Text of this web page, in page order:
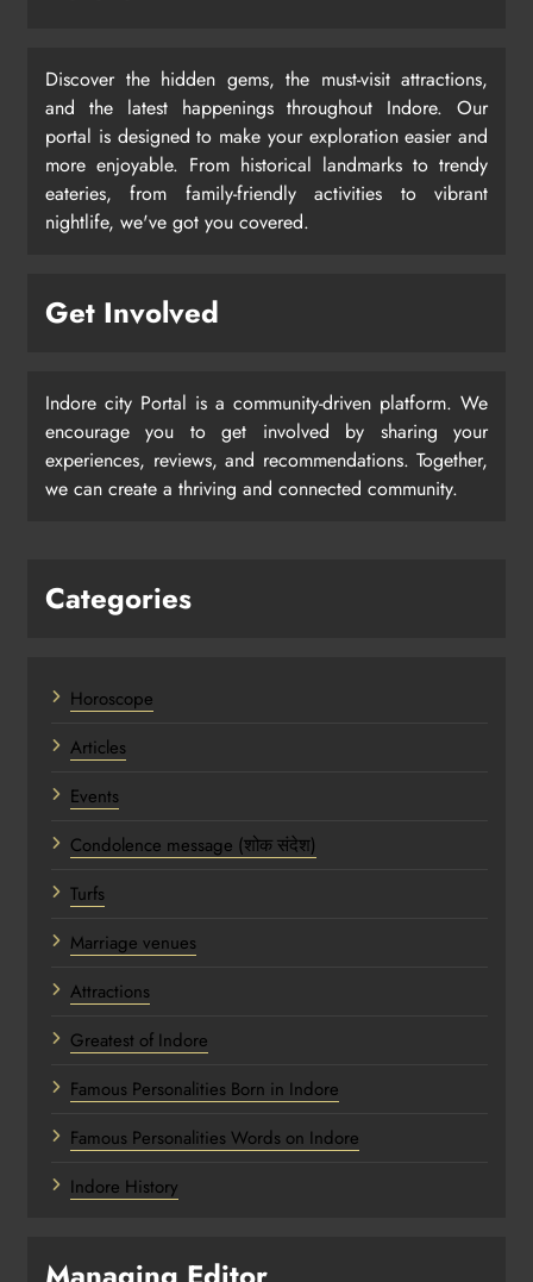
Discover the hidden gems, the must-visit attractions,
and the latest happenings throughout Indore. Our
portal is designed to make your exploration easier and
more enjoyable. From historical landmarks to trendy
eateries, from family-friendly activities to vibrant
nightlife, we've got you covered.
Get Involved
Indore city Portal is a community-driven platform. We
encourage you to get involved by sharing your
experiences, reviews, and recommendations. Together,
we can create a thriving and connected community.
Categories
Horoscope
Articles
Events
Condolence message (शोक संदेश)
Turfs
Marriage venues
Attractions
Greatest of Indore
Famous Personalities Born in Indore
Famous Personalities Words on Indore
Indore History